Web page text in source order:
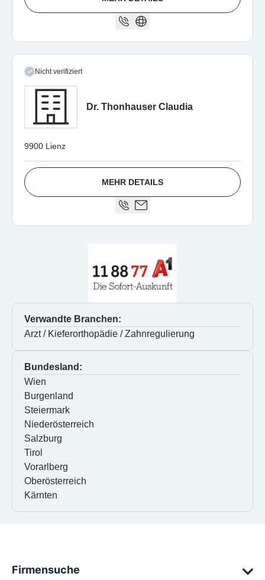
Nicht verifiziert
Dr. Thonhauser Claudia
9900 Lienz
MEHR DETAILS
Verwandte Branchen:
Arzt / Kieferorthopädie / Zahnregulierung
Bundesland:
Wien
Burgenland
Steiermark
Niederösterreich
Salzburg
Tirol
Vorarlberg
Oberösterreich
Kärnten
Firmensuche